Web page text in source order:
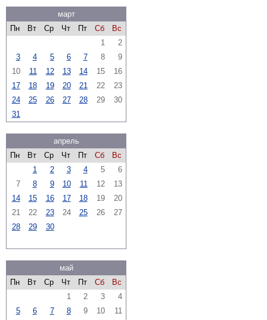
март
Пн
Вт Ср Чт Пт Сб
Вс
1
2
3
4 5 6 7 8
9
10
11 12 13 14 15
16
17
18 19 20 21 22
23
24
25 26 27 28 29
30
31
апрель
Пн
Вт Ср Чт Пт Сб
Вс
1
2 3 4 5
6
7
8 9 10 11 12
13
14
15 16 17 18 19
20
21
22 23 24 25 26
27
28
29 30
май
Пн
Вт Ср Чт Пт Сб
Вс
1
2 3
4
5
6 7 8 9 10
11